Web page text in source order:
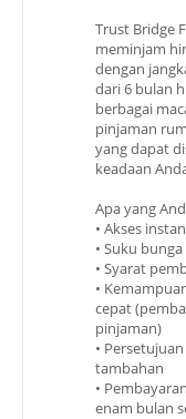
Trust Bridge
meminjam
dengan
dari 6 bulan
berbagai
pinjaman
yang dapat
keadaan
Apa yang
• Akses
• Suku
• Syarat
•
cepat
pinjaman)
•
tambahan
•
enam bulan